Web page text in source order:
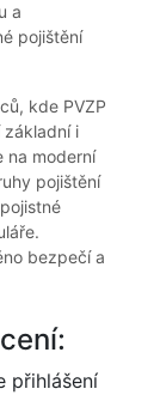
a
pojištění
kde PVZP
základní i
na moderní
pojištění
bezpečí a
přihlášení